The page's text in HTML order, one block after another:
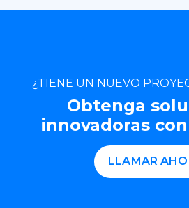
¿TIENE UN NUEVO
Obtenga
innovadoras
LLAMAR